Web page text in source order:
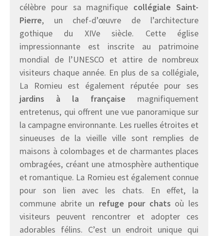
célèbre pour sa magnifique collégiale Saint-
Pierre, un chef-d’œuvre de l’architecture
gothique du XIVe siècle. Cette église
impressionnante est inscrite au patrimoine
mondial de l’UNESCO et attire de nombreux
visiteurs chaque année. En plus de sa collégiale,
La Romieu est également réputée pour ses
jardins à la française magnifiquement
entretenus, qui offrent une vue panoramique sur
la campagne environnante. Les ruelles étroites et
sinueuses de la vieille ville sont remplies de
maisons à colombages et de charmantes places
ombragées, créant une atmosphère authentique
et romantique. La Romieu est également connue
pour son lien avec les chats. En effet, la
commune abrite un refuge pour chats où les
visiteurs peuvent rencontrer et adopter ces
adorables félins. C’est un endroit unique qui